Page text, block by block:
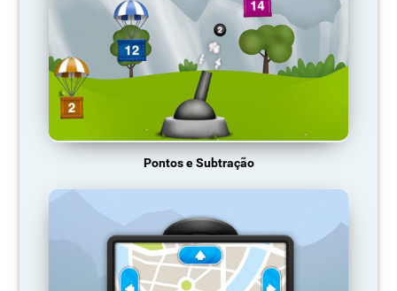
Pontos e Subtração